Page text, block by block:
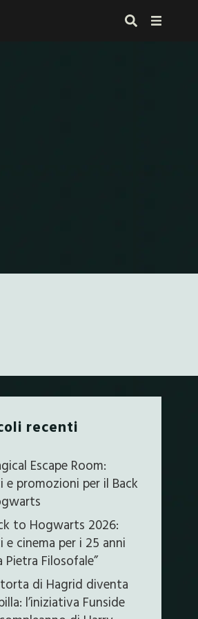
alla fine
recenti
Escape Room:
e promozioni per il Back
to Hogwarts 2026:
e cinema per i 25 anni
Pietra Filosofale”
di Hagrid diventa
l’iniziativa Funside